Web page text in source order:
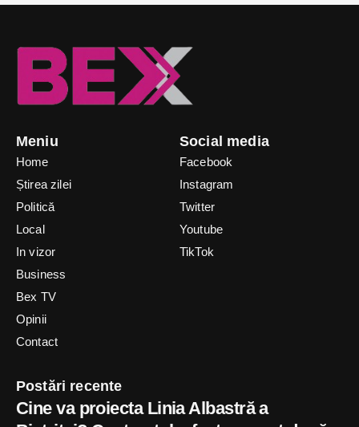
Meniu
Home
Știrea zilei
Politică
Local
In vizor
Business
Bex TV
Opinii
Contact
Social media
Facebook
Instagram
Twitter
Youtube
TikTok
Postări recente
Cine va proiecta Linia Albastră a